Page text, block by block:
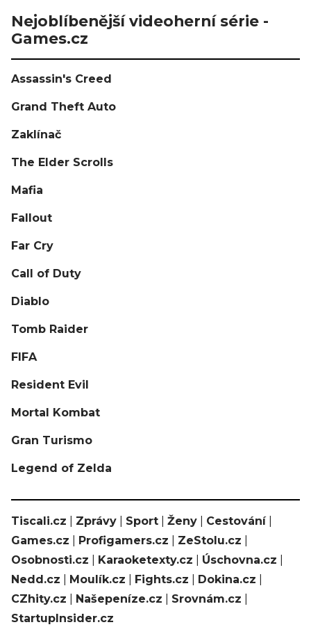
Nejoblíbenější videoherní série -
Games.cz
Assassin's Creed
Grand Theft Auto
Zaklínač
The Elder Scrolls
Mafia
Fallout
Far Cry
Call of Duty
Diablo
Tomb Raider
FIFA
Resident Evil
Mortal Kombat
Gran Turismo
Legend of Zelda
Tiscali.cz Zprávy Sport Ženy Cestování|
Games.cz
Profigamers.cz ZeStolu.cz
Osobnosti.cz
Karaoketexty.cz Úschovna.cz
Nedd.cz
Moulík.cz Fights.cz Dokina.cz
CZhity.cz
Našepeníze.cz Srovnám.cz
StartupInsider.cz